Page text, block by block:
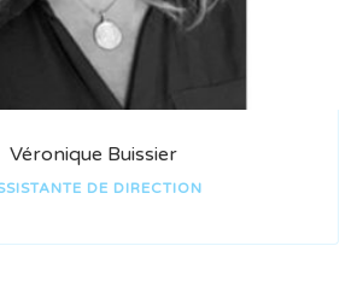
Véronique Buissier
DE DIRECTION